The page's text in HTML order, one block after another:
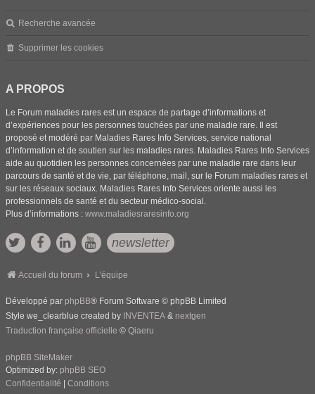
Recherche avancée
Supprimer les cookies
A PROPOS
Le Forum maladies rares est un espace de partage d’informations et
d’expériences pour les personnes touchées par une maladie rare. Il est
proposé et modéré par Maladies Rares Info Services, service national
d’information et de soutien sur les maladies rares. Maladies Rares Info Services
aide au quotidien les personnes concernées par une maladie rare dans leur
parcours de santé et de vie, par téléphone, mail, sur le Forum maladies rares et
sur les réseaux sociaux. Maladies Rares Info Services oriente aussi les
professionnels de santé et du secteur médico-social.
Plus d’informations : www.maladiesraresinfo.org
newsletter
Accueil du forum L'équipe
Développé par phpBB® Forum Software © phpBB Limited
Style we_clearblue created by INVENTEA & nextgen
Traduction française officielle © Qiaeru
phpBB SiteMaker
Optimized by: phpBB SEO
Confidentialité
Conditions